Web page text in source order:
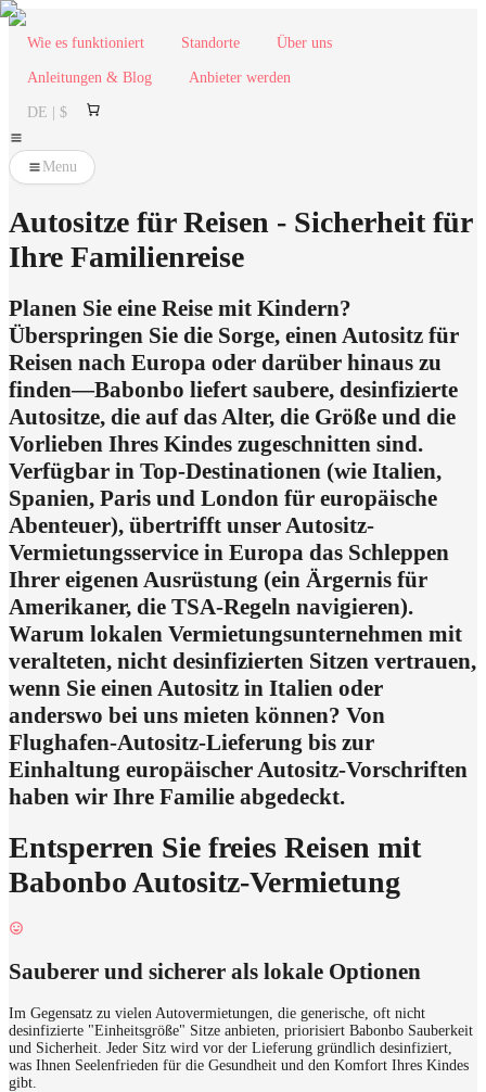
Wie es funktioniert Standorte Über uns
Anleitungen & Blog Anbieter werden
DE | $
Menu
Autositze für Reisen - Sicherheit für
Ihre Familienreise
Planen Sie eine Reise mit Kindern?
Überspringen Sie die Sorge, einen Autositz für
Reisen nach Europa oder darüber hinaus zu
finden—Babonbo liefert saubere, desinfizierte
Autositze, die auf das Alter, die Größe und die
Vorlieben Ihres Kindes zugeschnitten sind.
Verfügbar in Top-Destinationen (wie Italien,
Spanien, Paris und London für europäische
Abenteuer), übertrifft unser Autositz-
Vermietungsservice in Europa das Schleppen
Ihrer eigenen Ausrüstung (ein Ärgernis für
Amerikaner, die TSA-Regeln navigieren).
Warum lokalen Vermietungsunternehmen mit
veralteten, nicht desinfizierten Sitzen vertrauen,
wenn Sie einen Autositz in Italien oder
anderswo bei uns mieten können? Von
Flughafen-Autositz-Lieferung bis zur
Einhaltung europäischer Autositz-Vorschriften
haben wir Ihre Familie abgedeckt.
Entsperren Sie freies Reisen mit
Babonbo Autositz-Vermietung
Sauberer und sicherer als lokale Optionen
Im Gegensatz zu vielen Autovermietungen, die generische, oft nicht
desinfizierte "Einheitsgröße" Sitze anbieten, priorisiert Babonbo Sauberkeit
und Sicherheit. Jeder Sitz wird vor der Lieferung gründlich desinfiziert,
was Ihnen Seelenfrieden für die Gesundheit und den Komfort Ihres Kindes
gibt.